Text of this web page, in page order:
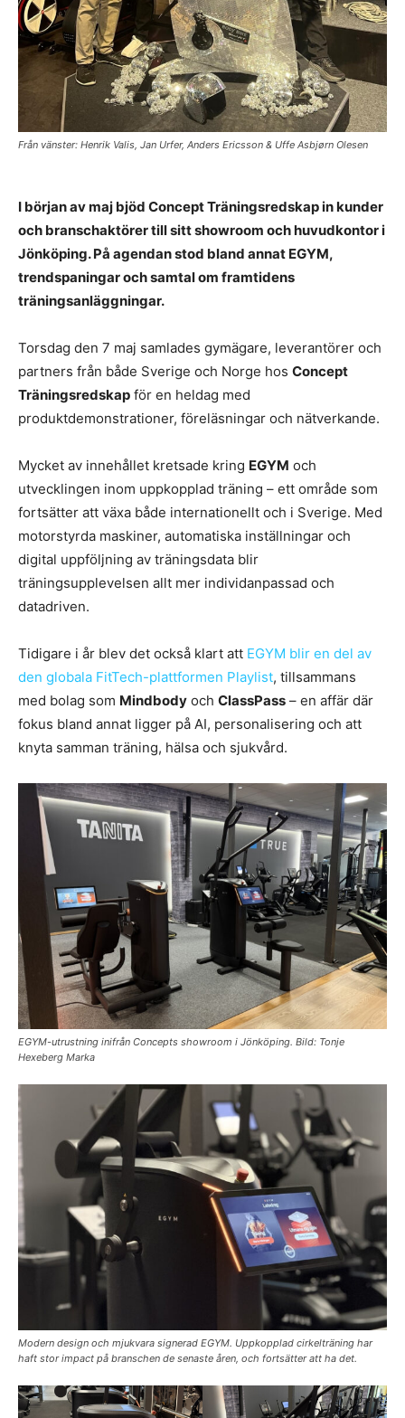
Från vänster: Henrik Valis, Jan Urfer, Anders Ericsson & Uffe Asbjørn Olesen
I början av maj bjöd Concept Träningsredskap in kunder
och branschaktörer till sitt showroom och huvudkontor i
Jönköping. På agendan stod bland annat EGYM,
trendspaningar och samtal om framtidens
träningsanläggningar.
Torsdag den 7 maj samlades gymägare, leverantörer och
partners från både Sverige och Norge hos Concept
Träningsredskap för en heldag med
produktdemonstrationer, föreläsningar och nätverkande.
Mycket av innehållet kretsade kring EGYM och
utvecklingen inom uppkopplad träning – ett område som
fortsätter att växa både internationellt och i Sverige. Med
motorstyrda maskiner, automatiska inställningar och
digital uppföljning av träningsdata blir
träningsupplevelsen allt mer individanpassad och
datadriven.
Tidigare i år blev det också klart att EGYM blir en del av
den globala FitTech-plattformen Playlist, tillsammans
med bolag som Mindbody och ClassPass – en affär där
fokus bland annat ligger på AI, personalisering och att
knyta samman träning, hälsa och sjukvård.
EGYM-utrustning inifrån Concepts showroom i Jönköping. Bild: Tonje
Hexeberg Marka
Modern design och mjukvara signerad EGYM. Uppkopplad cirkelträning har
haft stor impact på branschen de senaste åren, och fortsätter att ha det.